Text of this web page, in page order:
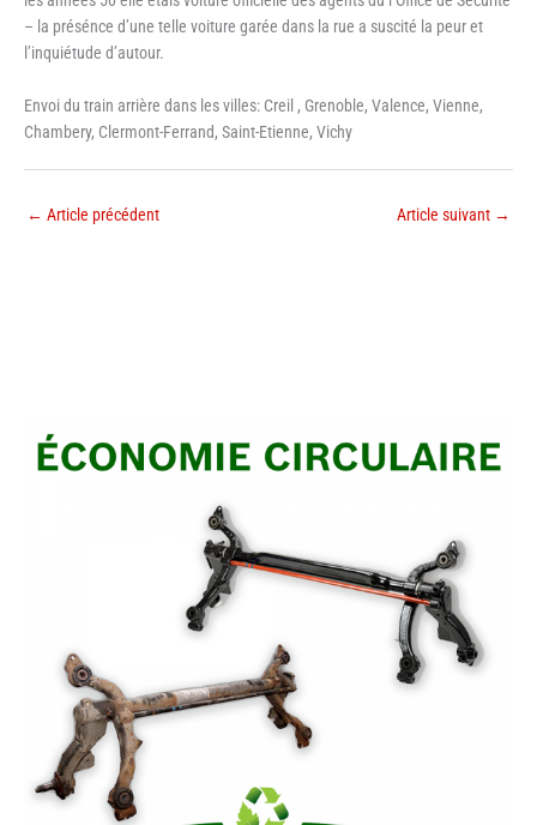
– la présénce d’une telle voiture garée dans la rue a suscité la peur et
l’inquiétude d’autour.
Envoi du train arrière dans les villes: Creil , Grenoble, Valence, Vienne,
Chambery, Clermont-Ferrand, Saint-Etienne, Vichy
← Article précédent Article suivant →